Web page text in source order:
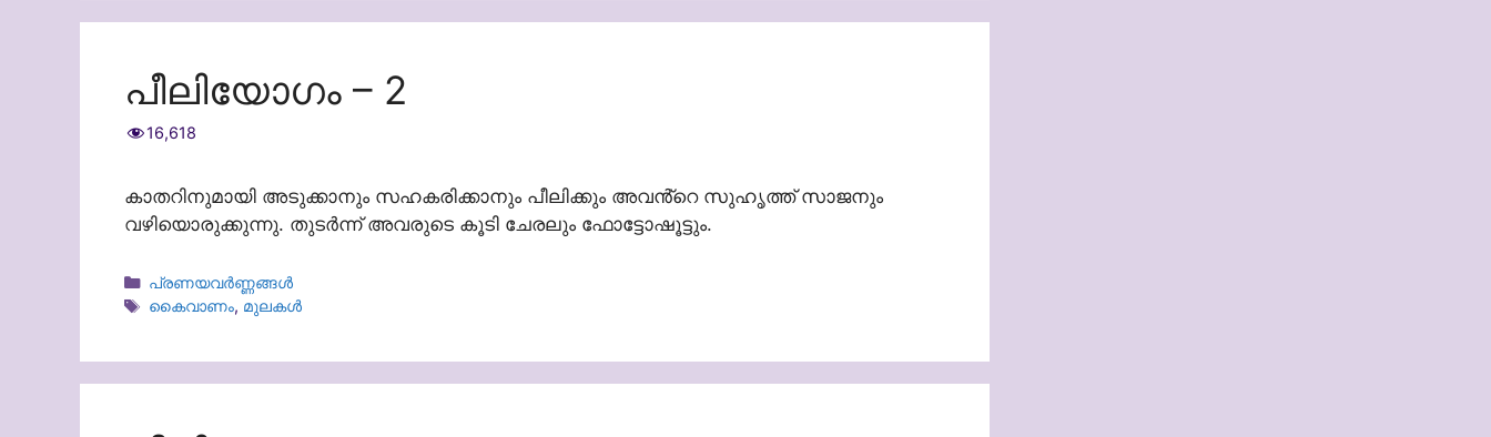
പീലിയോഗം – 2
16,618
കാതറിനുമായി അടുക്കാനും സഹകരിക്കാനും പീലിക്കും അവൻ്റെ സുഹൃത്ത് സാജനും
വഴിയൊരുക്കുന്നു. തുടർന്ന് അവരുടെ കൂടി ചേരലും ഫോട്ടോഷൂട്ടും.
Categories
പ്രണയവർണ്ണങ്ങൾ
Tags
കൈവാണം, മുലകൾ